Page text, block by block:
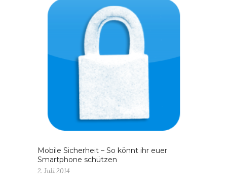
Mobile Sicherheit – So könnt ihr euer
Smartphone schützen
2. Juli 2014